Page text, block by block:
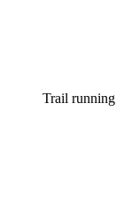
Trail running